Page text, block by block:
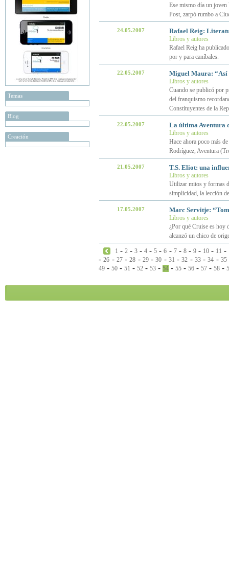
Temas
Blog
Creación
Ese mismo día un
Post, zarpó rumbo a
24.05.2007 Rafael Reig:
Libros y autores
Rafael Reig ha
por y para caníbales.
22.05.2007 Miguel Maura: “Así
Libros y autores
Cuando se publicó por
del franquismo
Constituyentes de la
22.05.2007 La última Aventura
Libros y autores
Hace ahora poco más
Rodríguez, Aventura
21.05.2007 T.S. Eliot: una
Libros y autores
Utilizar mitos y formas
simplicidad, la lección
17.05.2007 Marc Servitje:
Libros y autores
¿Por qué Cruise es hoy
alcanzó un chico de
1 -2 -3 -4 -5 -6 - 7- 8- 9- 10- 11 -
-26 - 27-28 - 29-30 - 31 -32 - 33-34 - 35
49 - 50 - 51 - 52 - 53 - 54 - 55 - 56 - 57 - 58 -